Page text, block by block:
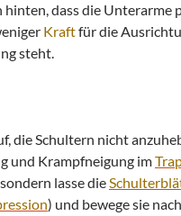
hinten, dass die Unterarme
Kraftfür die
steht.
die Schultern nicht
und Krampfneigung im
lasse die
) und bewege sie